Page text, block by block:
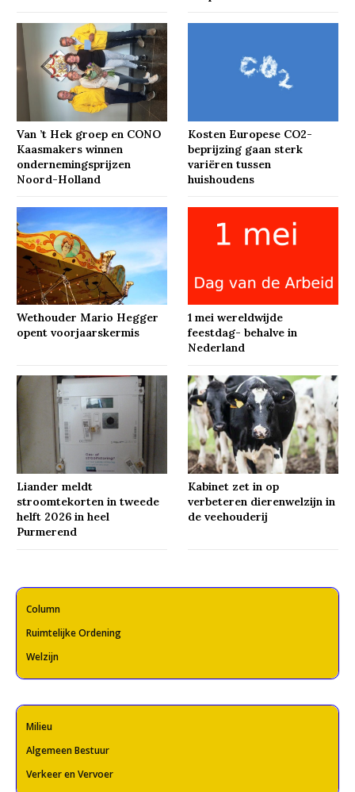
Van ’t Hek groep en CONO
Kaasmakers winnen
ondernemingsprijzen
Noord-Holland
Kosten Europese CO2-
beprijzing gaan sterk
variëren tussen
huishoudens
Wethouder Mario Hegger
opent voorjaarskermis
1 mei wereldwijde
feestdag- behalve in
Nederland
Liander meldt
stroomtekorten in tweede
helft 2026 in heel
Purmerend
Kabinet zet in op
verbeteren dierenwelzijn in
de veehouderij
Column
Ruimtelijke Ordening
Welzijn
Milieu
Algemeen Bestuur
Verkeer en Vervoer